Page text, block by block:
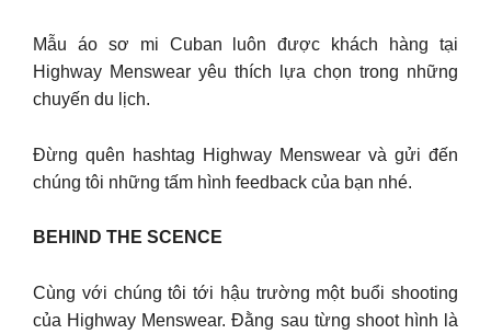
Mẫu áo sơ mi Cuban luôn được khách hàng tại
Highway Menswear yêu thích lựa chọn trong những
chuyến du lịch.
Đừng quên hashtag Highway Menswear và gửi đến
chúng tôi những tấm hình feedback của bạn nhé.
BEHIND THE SCENCE
Cùng với chúng tôi tới hậu trường một buổi shooting
của Highway Menswear. Đằng sau từng shoot hình là